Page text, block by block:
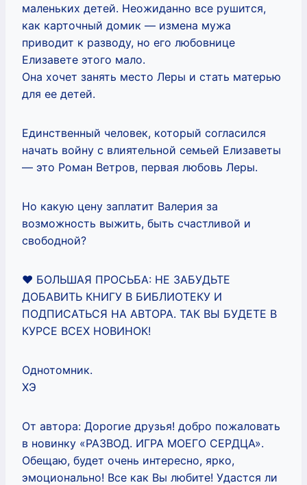
маленьких детей. Неожиданно все рушится,
как карточный домик — измена мужа
приводит к разводу, но его любовнице
Елизавете этого мало.
Она хочет занять место Леры и стать матерью
для ее детей.
Единственный человек, который согласился
начать войну с влиятельной семьей Елизаветы
— это Роман Ветров, первая любовь Леры.
Но какую цену заплатит Валерия за
возможность выжить, быть счастливой и
свободной?
❤️ БОЛЬШАЯ ПРОСЬБА: НЕ ЗАБУДЬТЕ
ДОБАВИТЬ КНИГУ В БИБЛИОТЕКУ И
ПОДПИСАТЬСЯ НА АВТОРА. ТАК ВЫ БУДЕТЕ В
КУРСЕ ВСЕХ НОВИНОК!
Однотомник.
ХЭ
От автора: Дорогие друзья! добро пожаловать
в новинку «РАЗВОД. ИГРА МОЕГО СЕРДЦА».
Обещаю, будет очень интересно, ярко,
эмоционально! Все как Вы любите! Удастся ли